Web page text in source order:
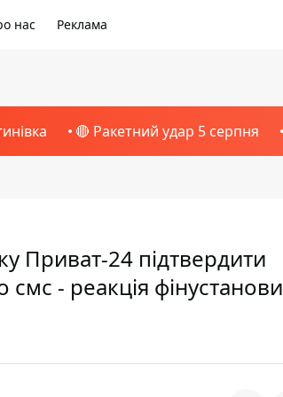
нас Реклама
🔴 Ракетний удар 5 серпня
Приват-24 підтвердити
- реакція фінустанови